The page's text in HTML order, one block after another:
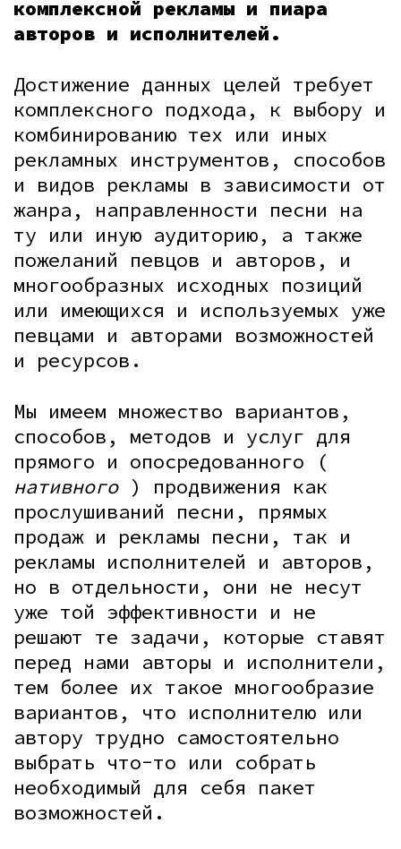
комплексной рекламы и пиара
авторов и исполнителей.
Достижение данных целей требует
комплексного подхода, к выбору и
комбинированию тех или иных
рекламных инструментов, способов
и видов рекламы в зависимости от
жанра, направленности песни на
ту или иную аудиторию, а также
пожеланий певцов и авторов, и
многообразных исходных позиций
или имеющихся и используемых уже
певцами и авторами возможностей
и ресурсов.
Мы имеем множество вариантов,
способов, методов и услуг для
прямого и опосредованного (
нативного) продвижения как
прослушиваний песни, прямых
продаж и рекламы песни, так и
рекламы исполнителей и авторов,
но в отдельности, они не несут
уже той эффективности и не
решают те задачи, которые ставят
перед нами авторы и исполнители,
тем более их такое многообразие
вариантов, что исполнителю или
автору трудно самостоятельно
выбрать что-то или собрать
необходимый для себя пакет
возможностей.